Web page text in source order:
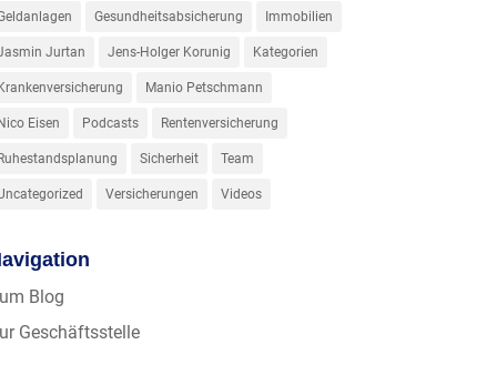
Gesundheitsabsicherung Immobilien
Jurtan Jens-Holger Korunig Kategorien
Krankenversicherung Manio Petschmann
Nico Eisen Podcasts Rentenversicherung
Ruhestandsplanung Sicherheit Team
Versicherungen Videos
Blog
Geschäftsstelle